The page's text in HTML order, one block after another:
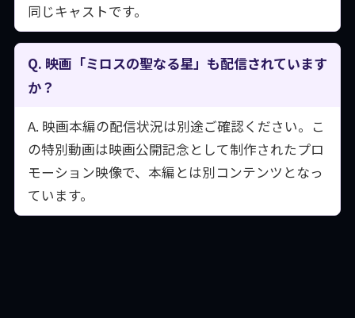
同じキャストです。
Q. 映画「ミロスの聖なる星」も配信されています
か？
A. 映画本編の配信状況は別途ご確認ください。こ
の特別動画は映画公開記念として制作されたプロ
モーション映像で、本編とは別コンテンツとなっ
ています。